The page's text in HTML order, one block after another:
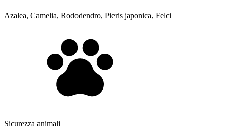
Azalea, Camelia, Rododendro, Pieris japonica, Felci
Sicurezza animali